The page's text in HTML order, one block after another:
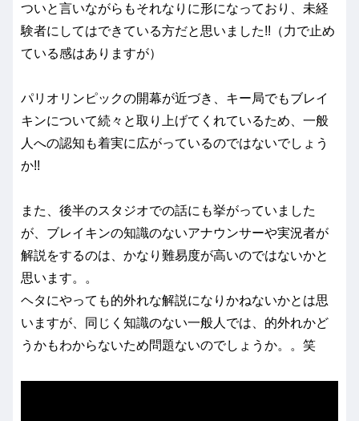
ついと言いながらもそれなりに形になっており、未経
験者にしてはできている方だと思いました!!（力で止め
ている感はありますが）
パリオリンピックの開幕が近づき、キー局でもブレイ
キンについて続々と取り上げてくれているため、一般
人への認知も着実に広がっているのではないでしょう
か!!
また、後半のスタジオでの話にも挙がっていました
が、ブレイキンの知識のないアナウンサーや実況者が
解説をするのは、かなり難易度が高いのではないかと
思います。。
ヘタにやっても的外れな解説になりかねないかとは思
いますが、同じく知識のない一般人では、的外れかど
うかもわからないため問題ないのでしょうか。。笑